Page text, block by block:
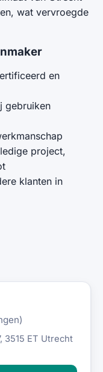
wat vervroegde
en
gebruiken
project,
klanten in
3515 ET Utrecht